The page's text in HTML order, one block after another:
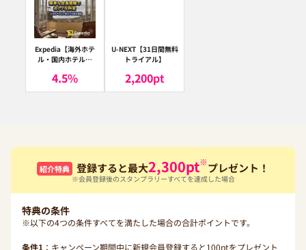
Expedia【海外ホテ
ル・国内ホテル予
ア）
4.5%
U-NEXT【31日間無料
トライアル】
2,200pt
紹介特典 登録すると最大2,300pt※プレゼント！
※会員登録後のスタンプラリーすべてを達成した場合
特典の条件
※以下の4つの条件すべてを満たした場合の合計ポイントです。
条件1 ：キャンペーン期間中に新規会員登録すると100ptをプレゼント